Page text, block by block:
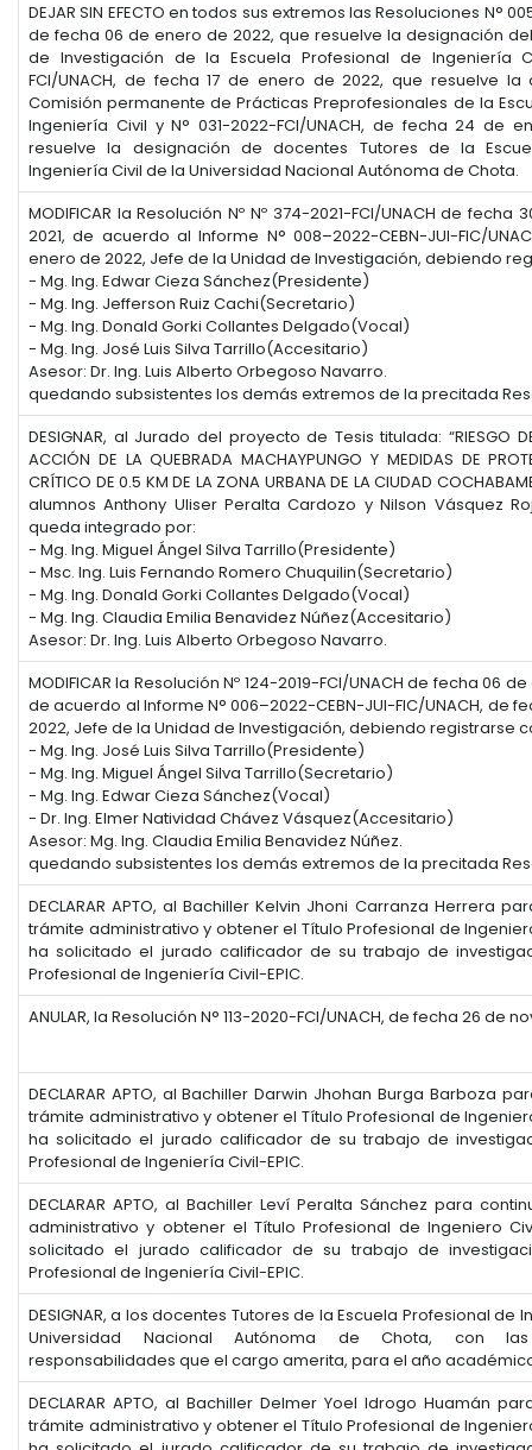
DEJAR SIN EFECTO en todos sus extremos las Resoluciones N°
de fecha 06 de enero de 2022, que resuelve la designación
de Investigación de la Escuela Profesional de Ingeniería
FCI/UNACH, de fecha 17 de enero de 2022, que resuelve
Comisión permanente de Prácticas Preprofesionales de la
Ingeniería Civil y N° 031-2022-FCI/UNACH, de fecha 24 de
resuelve la designación de docentes Tutores de la
Ingeniería Civil de la Universidad Nacional Autónoma de Chota.
MODIFICAR la Resolución Nº Nº 374-2021-FCI/UNACH de
2021, de acuerdo al Informe N° 008–2022-CEBN-JUI-FIC/
enero de 2022, Jefe de la Unidad de Investigación, debiendo
- Mg. Ing. Edwar Cieza Sánchez(Presidente)
- Mg. Ing. Jefferson Ruiz Cachi(Secretario)
- Mg. Ing. Donald Gorki Collantes Delgado(Vocal)
- Mg. Ing. José Luis Silva Tarrillo(Accesitario)
Asesor: Dr. Ing. Luis Alberto Orbegoso Navarro.
quedando subsistentes los demás extremos de la precitada
DESIGNAR, al Jurado del proyecto de Tesis titulada: “RIESGO
ACCIÓN DE LA QUEBRADA MACHAYPUNGO Y MEDIDAS DE
CRÍTICO DE 0.5 KM DE LA ZONA URBANA DE LA CIUDAD
alumnos Anthony Uliser Peralta Cardozo y Nilson Vásquez
queda integrado por:
- Mg. Ing. Miguel Ángel Silva Tarrillo(Presidente)
- Msc. Ing. Luis Fernando Romero Chuquilin(Secretario)
- Mg. Ing. Donald Gorki Collantes Delgado(Vocal)
- Mg. Ing. Claudia Emilia Benavidez Núñez(Accesitario)
Asesor: Dr. Ing. Luis Alberto Orbegoso Navarro.
MODIFICAR la Resolución Nº 124-2019-FCI/UNACH de fecha 06
de acuerdo al Informe N° 006–2022-CEBN-JUI-FIC/UNACH, de
2022, Jefe de la Unidad de Investigación, debiendo registrarse
- Mg. Ing. José Luis Silva Tarrillo(Presidente)
- Mg. Ing. Miguel Ángel Silva Tarrillo(Secretario)
- Mg. Ing. Edwar Cieza Sánchez(Vocal)
- Dr. Ing. Elmer Natividad Chávez Vásquez(Accesitario)
Asesor: Mg. Ing. Claudia Emilia Benavidez Núñez.
quedando subsistentes los demás extremos de la precitada
DECLARAR APTO, al Bachiller Kelvin Jhoni Carranza Herrera
trámite administrativo y obtener el Título Profesional de
ha solicitado el jurado calificador de su trabajo de
Profesional de Ingeniería Civil-EPIC.
ANULAR, la Resolución N° 113-2020-FCI/UNACH, de fecha 26 de
DECLARAR APTO, al Bachiller Darwin Jhohan Burga Barboza
trámite administrativo y obtener el Título Profesional de
ha solicitado el jurado calificador de su trabajo de
Profesional de Ingeniería Civil-EPIC.
DECLARAR APTO, al Bachiller Leví Peralta Sánchez para
administrativo y obtener el Título Profesional de Ingeniero
solicitado el jurado calificador de su trabajo de
Profesional de Ingeniería Civil-EPIC.
DESIGNAR, a los docentes Tutores de la Escuela Profesional de
Universidad Nacional Autónoma de Chota, con
responsabilidades que el cargo amerita, para el año
DECLARAR APTO, al Bachiller Delmer Yoel Idrogo Huamán
trámite administrativo y obtener el Título Profesional de